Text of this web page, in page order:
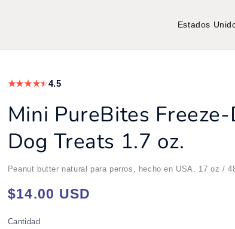
P
a
/
r
e
★★★★★4.5
Mini PureBites
Dog Treats 1.7 oz.
Peanut butter natural para perros, hecho en USA. 17 oz /
Precio
$14.00 USD
Cantidad
Cantidad